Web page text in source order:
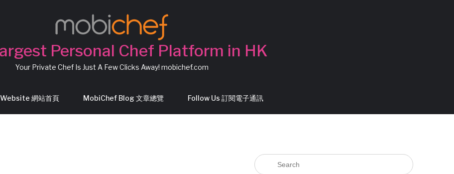
Personal Chef Platform in HK
Your Private Chef Is Just A Few Clicks Away! mobichef.com
網站首頁 MobiChef Blog 文章總覽 Follow Us 訂閱電子通訊